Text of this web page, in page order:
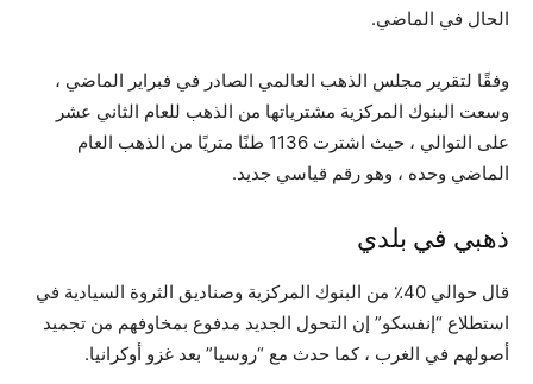
الحال في الماضي.
وفقًا لتقرير مجلس الذهب العالمي الصادر في فبراير الماضي ،
وسعت البنوك المركزية مشترياتها من الذهب للعام الثاني عشر
على التوالي ، حيث اشترت 1136 طنًا متريًا من الذهب العام
الماضي وحده ، وهو رقم قياسي جديد.
ذهبي في بلدي
قال حوالي 40٪ من البنوك المركزية وصناديق الثروة السيادية في
استطلاع “إنفسكو” إن التحول الجديد مدفوع بمخاوفهم من تجميد
أصولهم في الغرب ، كما حدث مع “روسيا” بعد غزو أوكرانيا.